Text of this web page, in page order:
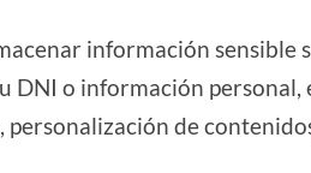
información
DNI o información
personalización de